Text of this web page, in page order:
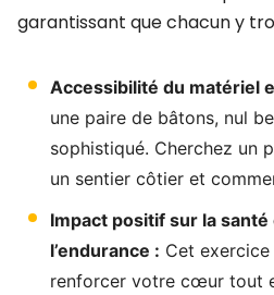
garantissant que chacun y
Accessibilité du matériel
une paire de bâtons, nul
sophistiqué. Cherchez un
un sentier côtier et
Impact positif sur la
l’endurance : Cet
renforcer votre cœur tout